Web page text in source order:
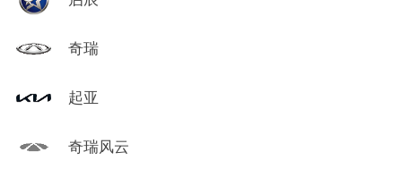
奇瑞
起亚
奇瑞风云